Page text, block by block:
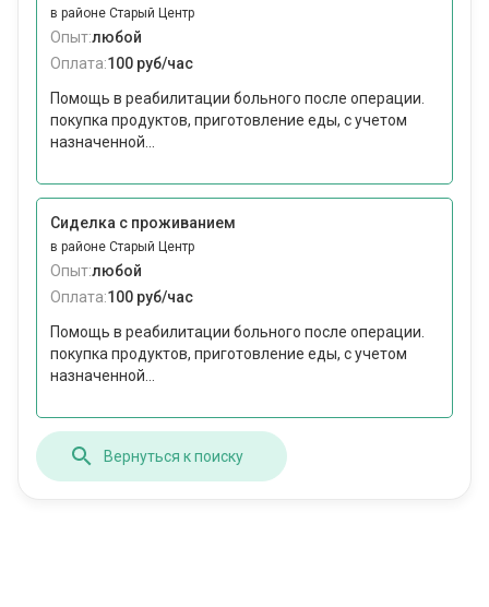
в районе Старый Центр
Опыт:любой
Оплата:100 руб/час
Помощь в реабилитации больного после операции.
покупка продуктов, приготовление еды, с учетом
назначенной...
Сиделка с проживанием
в районе Старый Центр
Опыт:любой
Оплата:100 руб/час
Помощь в реабилитации больного после операции.
покупка продуктов, приготовление еды, с учетом
назначенной...
Вернуться к поиску